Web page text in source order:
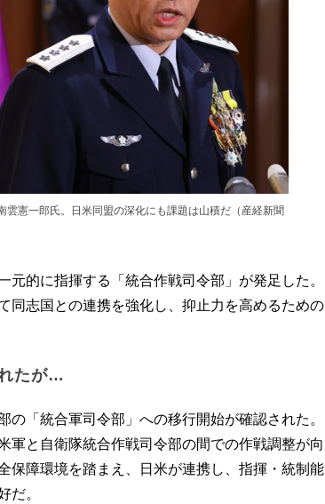
雲憲一郎氏。日米同盟の深化にも課題は山積だ（産経新聞
的に指揮する「統合作戦司令部」が発足した。
同志国との連携を強化し、抑止力を高めるための
たが…
「統合軍司令部」への移行開始が確認された。
軍と自衛隊統合作戦司令部の間での作戦調整が向
保障環境を踏まえ、日米が連携し、指揮・統制能
だ。